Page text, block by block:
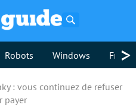
Robots Windows >
: vous continuez de refuser
payer